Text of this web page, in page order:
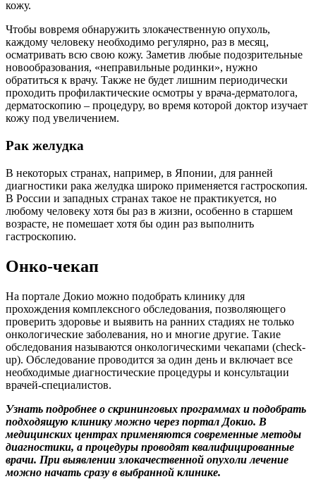
кожу.
Чтобы вовремя обнаружить злокачественную опухоль,
каждому человеку необходимо регулярно, раз в месяц,
осматривать всю свою кожу. Заметив любые подозрительные
новообразования, «неправильные родинки», нужно
обратиться к врачу. Также не будет лишним периодически
проходить профилактические осмотры у врача-дерматолога,
дерматоскопию – процедуру, во время которой доктор изучает
кожу под увеличением.
Рак желудка
В некоторых странах, например, в Японии, для ранней
диагностики рака желудка широко применяется гастроскопия.
В России и западных странах такое не практикуется, но
любому человеку хотя бы раз в жизни, особенно в старшем
возрасте, не помешает хотя бы один раз выполнить
гастроскопию.
Онко-чекап
На портале Докио можно подобрать клинику для
прохождения комплексного обследования, позволяющего
проверить здоровье и выявить на ранних стадиях не только
онкологические заболевания, но и многие другие. Такие
обследования называются онкологическими чекапами (check-
up). Обследование проводится за один день и включает все
необходимые диагностические процедуры и консультации
врачей-специалистов.
Узнать подробнее о скрининговых программах и подобрать
подходящую клинику можно через портал Докио. В
медицинских центрах применяются современные методы
диагностики, а процедуры проводят квалифицированные
врачи. При выявлении злокачественной опухоли лечение
можно начать сразу в выбранной клинике.